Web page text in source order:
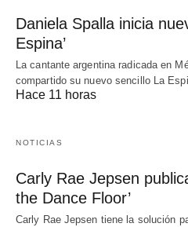
Daniela Spalla inicia
Espina’
La cantante argentina radicada en
compartido su nuevo sencillo La
Hace 11 horas
NOTICIAS
Carly Rae Jepsen
the Dance Floor’
Carly Rae Jepsen tiene la solución